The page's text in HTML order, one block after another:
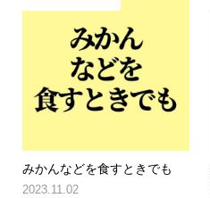
みかんなどを食すときでも
2023.11.02